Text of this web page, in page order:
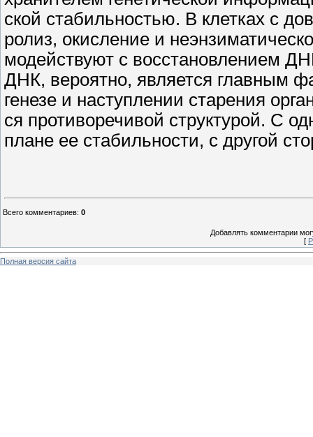
ской стабильностью. В клетках с
ролиз, окисление и
модействуют с восстановлением
ДНК, вероятно, является главным
генезе и наступлении старения
ся противоречивой структурой. С
плане ее стабильности, с другой
Всего комментариев: 0
Добавлять комментарии
[
Полная версия сайта